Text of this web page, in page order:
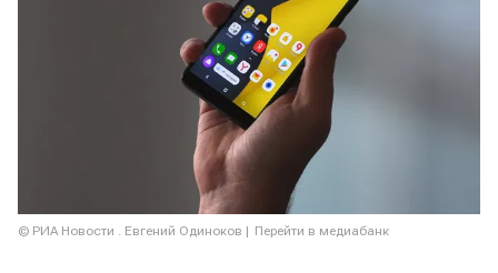
© РИА Новости . Евгений Одиноков Перейти в медиабанк